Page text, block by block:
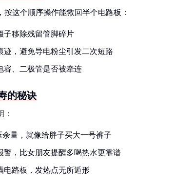
这个顺序操作能救回半个电路板：
子移除残留管脚碎片
迹，避免导电粉尘引发二次短路
容、二极管是否被牵连
的秘诀
余量，就像给胖子买大一号裤子
警，比女朋友提醒多喝热水更靠谱
电路板，发热点无所遁形